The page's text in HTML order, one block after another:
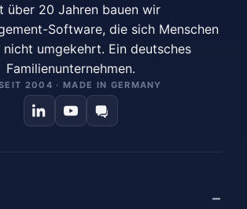
über 20 Jahren bauen wir
Software, die sich Menschen
nicht umgekehrt. Ein deutsches
Familienunternehmen.
2004 · MADE IN GERMANY